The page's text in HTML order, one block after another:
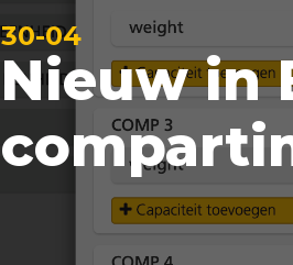
30-04
Nieuw in